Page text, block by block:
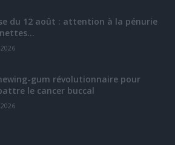
du 12 août : attention à la pénurie
gum révolutionnaire pour
le cancer buccal